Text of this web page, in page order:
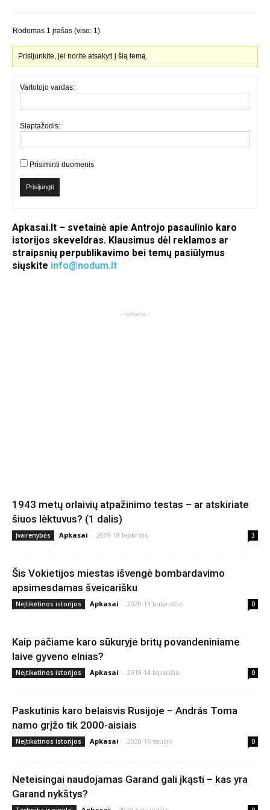
Rodomas 1 įrašas (viso: 1)
Prisijunkite, jei norite atsakyti į šią temą.
Vartotojo vardas:
Slaptažodis:
Prisiminti duomenis
Prisijungti
Apkasai.lt – svetainė apie Antrojo pasaulinio karo
istorijos skeveldras. Klausimus dėl reklamos ar
straipsnių perpublikavimo bei temų pasiūlymus
siųskite info@nodum.lt
- reklama -
1943 metų orlaivių atpažinimo testas – ar atskiriate
šiuos lėktuvus? (1 dalis)
Įvairenybės Apkasai - 2019 18 lapkričio 3
Šis Vokietijos miestas išvengė bombardavimo
apsimesdamas šveicarišku
Neįtikėtinos istorijos Apkasai - 2020 13 balandžio 0
Kaip pačiame karo sūkuryje britų povandeniniame
laive gyveno elnias?
Neįtikėtinos istorijos Apkasai - 2019 14 lapkričio 0
Paskutinis karo belaisvis Rusijoje – András Toma
namo grįžo tik 2000-aisiais
Neįtikėtinos istorijos Apkasai - 2020 16 sausio 0
Neteisingai naudojamas Garand gali įkąsti – kas yra
Garand nykštys?